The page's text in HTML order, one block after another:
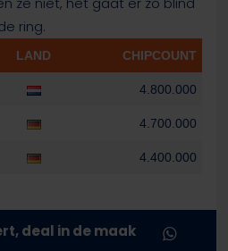
ring.
LAND CHIPCOUNT
4.800.000
4.700.000
4.400.000
deal in de maak